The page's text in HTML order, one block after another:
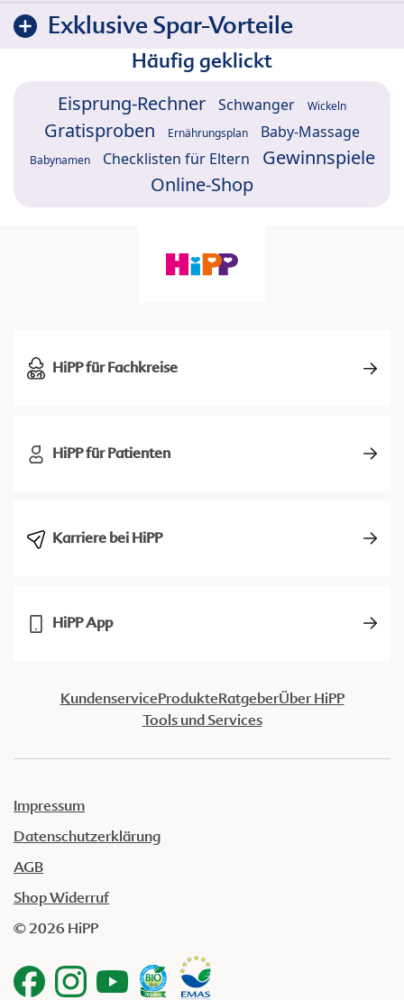
Exklusive Spar-Vorteile
Häufig geklickt
Eisprung-Rechner Schwanger Wickeln
Gratisproben Ernährungsplan Baby-Massage
Babynamen Checklisten für Eltern
Gewinnspiele
Online-Shop
HiPP für Fachkreise
HiPP für Patienten
Karriere bei HiPP
HiPP App
KundenserviceProdukteRatgeberÜber HiPP
Tools und Services
Impressum
Datenschutzerklärung
AGB
Shop Widerruf
© 2026 HiPP